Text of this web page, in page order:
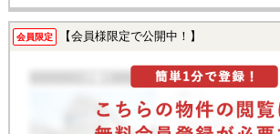
会員限定 【会員様限定で公開中！】